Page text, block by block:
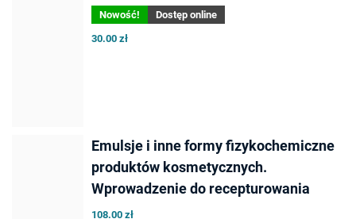
Nowość!
Dostęp online
30.00 zł
Emulsje i inne formy fizykochemiczne
produktów kosmetycznych.
Wprowadzenie do recepturowania
108.00 zł